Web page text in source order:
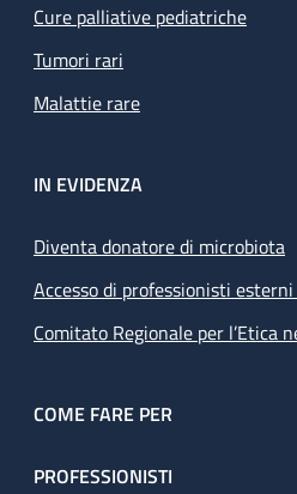
Cure palliative pediatriche
Tumori rari
Malattie rare
IN EVIDENZA
Diventa donatore di microbiota
Accesso di professionisti
Comitato Regionale per l’Etica
COME FARE PER
PROFESSIONISTI